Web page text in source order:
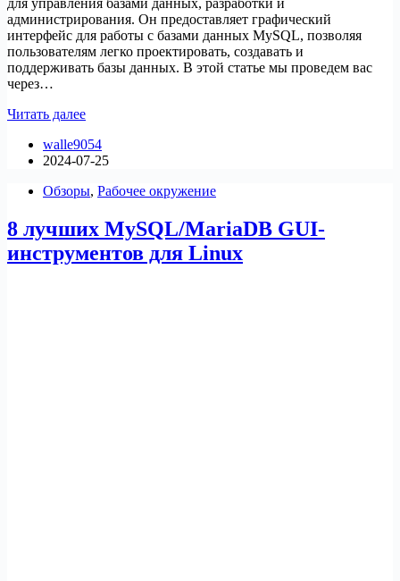
администрирования. Он предоставляет графический
интерфейс для работы с базами данных MySQL, позволяя
пользователям легко проектировать, создавать и
поддерживать базы данных. В этой статье мы проведем вас
через…
Читать далееКак
MySQL
Workbench
Ubuntu
walle9054
2024-07-25
Обзоры, Рабочее окружение
8 лучших MySQL/MariaDB GUI-
инструментов для Linux